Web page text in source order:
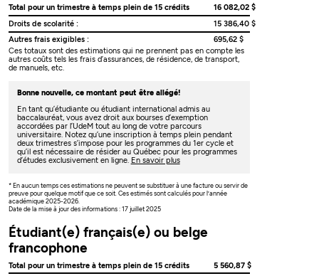
Total pour un trimestre à temps plein de 15 crédits
16 082,02 $
Droits de scolarité :
15 386,40 $
Autres frais exigibles :
695,62 $
Ces totaux sont des estimations qui ne prennent pas en compte les
autres coûts tels les frais d’assurances, de résidence, de transport,
de manuels, etc.
Bonne nouvelle, ce montant peut être allégé!
En tant qu’étudiante ou étudiant international admis au
baccalauréat, vous avez droit aux bourses d’exemption
accordées par l’UdeM tout au long de votre parcours
universitaire. Notez qu’une inscription à temps plein pendant
deux trimestres s’impose pour les programmes du 1er cycle et
qu’il est nécessaire de résider au Québec pour les programmes
d’études exclusivement en ligne. En savoir plus
* En aucun temps ces estimations ne peuvent se substituer à une facture ou servir de
preuve pour quelque motif que ce soit. Ces estimés sont calculés pour l’année
académique 2025-2026.
Date de la mise à jour des informations : 17 juillet 2025
Étudiant(e) français(e) ou belge
francophone
Total pour un trimestre à temps plein de 15 crédits
5 560,87 $